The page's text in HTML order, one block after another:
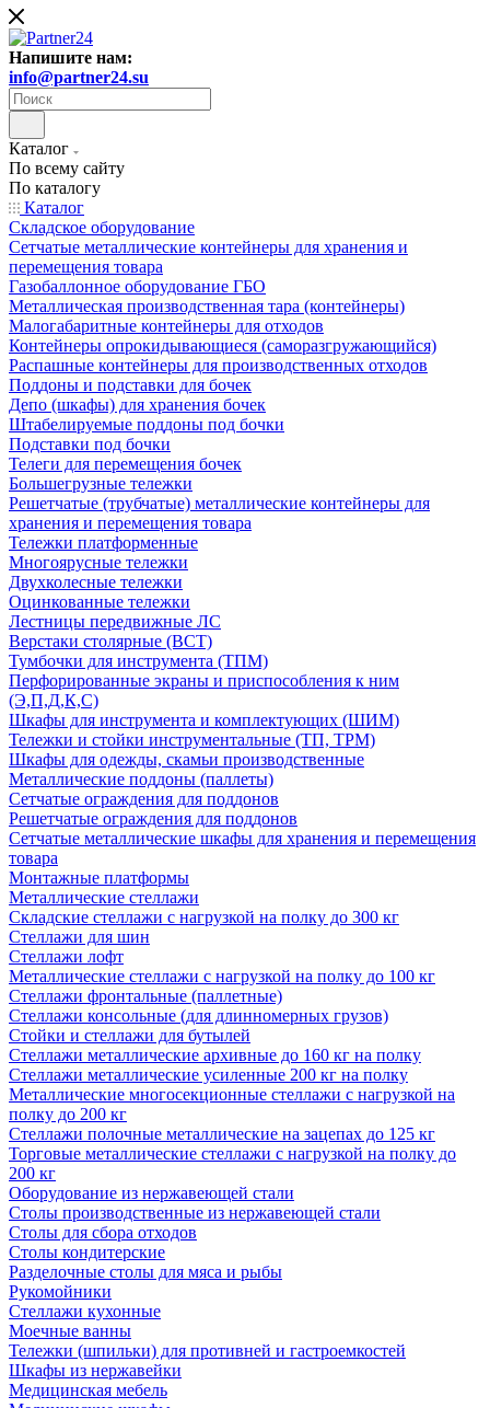
Напишите нам:
info@partner24.su
Каталог
По всему сайту
По каталогу
Каталог
Складское оборудование
Сетчатые металлические контейнеры для хранения и
перемещения товара
Газобаллонное оборудование ГБО
Металлическая производственная тара (контейнеры)
Малогабаритные контейнеры для отходов
Контейнеры опрокидывающиеся (саморазгружающийся)
Распашные контейнеры для производственных отходов
Поддоны и подставки для бочек
Депо (шкафы) для хранения бочек
Штабелируемые поддоны под бочки
Подставки под бочки
Телеги для перемещения бочек
Большегрузные тележки
Решетчатые (трубчатые) металлические контейнеры для
хранения и перемещения товара
Тележки платформенные
Многоярусные тележки
Двухколесные тележки
Оцинкованные тележки
Лестницы передвижные ЛС
Верстаки столярные (ВСТ)
Тумбочки для инструмента (ТПМ)
Перфорированные экраны и приспособления к ним
(Э,П,Д,К,С)
Шкафы для инструмента и комплектующих (ШИМ)
Тележки и стойки инструментальные (ТП, ТРМ)
Шкафы для одежды, скамьи производственные
Металлические поддоны (паллеты)
Сетчатые ограждения для поддонов
Решетчатые ограждения для поддонов
Сетчатые металлические шкафы для хранения и перемещения
товара
Монтажные платформы
Металлические стеллажи
Складские стеллажи с нагрузкой на полку до 300 кг
Стеллажи для шин
Стеллажи лофт
Металлические стеллажи с нагрузкой на полку до 100 кг
Стеллажи фронтальные (паллетные)
Стеллажи консольные (для длинномерных грузов)
Стойки и стеллажи для бутылей
Стеллажи металлические архивные до 160 кг на полку
Стеллажи металлические усиленные 200 кг на полку
Металлические многосекционные стеллажи с нагрузкой на
полку до 200 кг
Стеллажи полочные металлические на зацепах до 125 кг
Торговые металлические стеллажи с нагрузкой на полку до
200 кг
Оборудование из нержавеющей стали
Столы производственные из нержавеющей стали
Столы для сбора отходов
Столы кондитерские
Разделочные столы для мяса и рыбы
Рукомойники
Стеллажи кухонные
Моечные ванны
Тележки (шпильки) для противней и гастроемкостей
Шкафы из нержавейки
Медицинская мебель